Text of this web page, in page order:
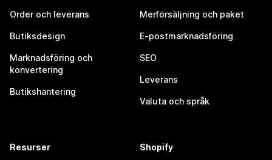
Order och leverans
Butiksdesign
Marknadsföring och
konvertering
Butikshantering
Merförsäljning och paket
E-postmarknadsföring
SEO
Leverans
Valuta och språk
Resurser Shopify